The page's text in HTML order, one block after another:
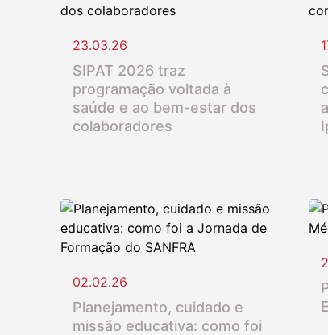
23.03.26
SIPAT 2026 traz
programação voltada à
saúde e ao bem-estar dos
colaboradores
02.02.26
Planejamento, cuidado e
missão educativa: como foi